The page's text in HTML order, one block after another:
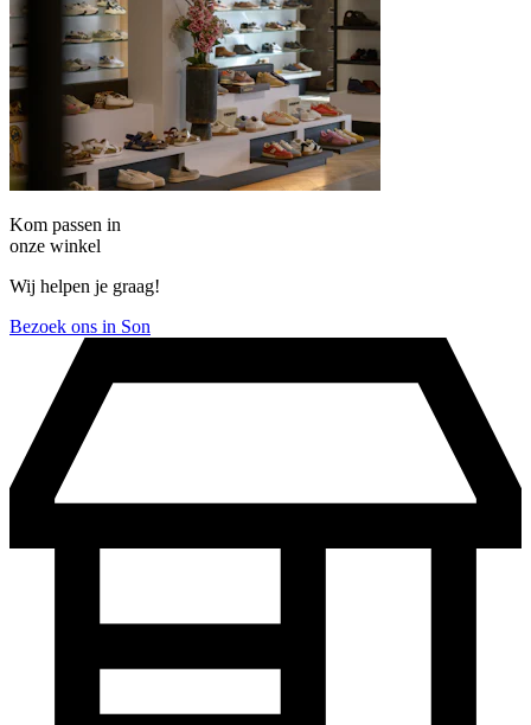
Kom passen in
onze winkel
Wij helpen je graag!
Bezoek ons in Son